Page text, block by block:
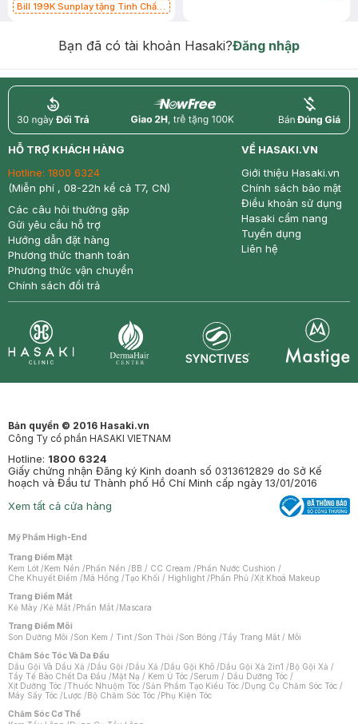
Bill 199K Sunplay tặng Tinh Chất
Bạn đã có tài khoản Hasaki?Đăng nhập
return nowfree price
HỖ TRỢ KHÁCH HÀNG
Hotline: 1800 6324
(Miễn phí , 08-22h kể cả T7, CN)
Các câu hỏi thường gặp
Gửi yêu cầu hỗ trợ
Hướng dẫn đặt hàng
Phương thức thanh toán
Phương thức vận chuyển
Chính sách đổi trả
VỀ HASAKI.VN
Giới thiệu Hasaki.vn
Chính sách bảo mật
Điều khoản sử dụng
Hasaki cẩm nang
Tuyển dụng
Liên hệ
Bản quyền © 2016 Hasaki.vn
Công Ty cổ phần HASAKI VIETNAM
Hotline: 1800 6324
Giấy chứng nhận Đăng ký Kinh doanh số 0313612829 do Sở Kế
hoạch và Đầu tư Thành phố Hồ Chí Minh cấp ngày 13/01/2016
Xem tất cả cửa hàng
Mỹ Phẩm High-End
Trang Điểm Mặt
Kem Lót /Kem Nền /Phấn Nền /BB / CC Cream /Phấn Nước Cushion /
Che Khuyết Điểm /Má Hồng /Tạo Khối / Highlight /Phấn Phủ /Xịt Khoá Makeup
Trang Điểm Mắt
Kẻ Mày /Kẻ Mắt /Phấn Mắt /Mascara
Trang Điểm Môi
Son Dưỡng Môi /Son Kem / Tint /Son Thỏi /Son Bóng /Tẩy Trang Mắt / Môi
Chăm Sóc Tóc Và Da Đầu
Dầu Gội Và Dầu Xả /Dầu Gội /Dầu Xả /Dầu Gội Khô /Dầu Gội Xả 2in1 /Bộ Gội Xả /
Tẩy Tế Bào Chết Da Đầu /Mặt Nạ / Kem Ủ Tóc /Serum / Dầu Dưỡng Tóc /
Xịt Dưỡng Tóc /Thuốc Nhuộm Tóc /Sản Phẩm Tạo Kiểu Tóc /Dụng Cụ Chăm Sóc Tóc /
Máy Sấy Tóc /Lược /Bộ Chăm Sóc Tóc /Phụ Kiện Tóc
Chăm Sóc Cơ Thể